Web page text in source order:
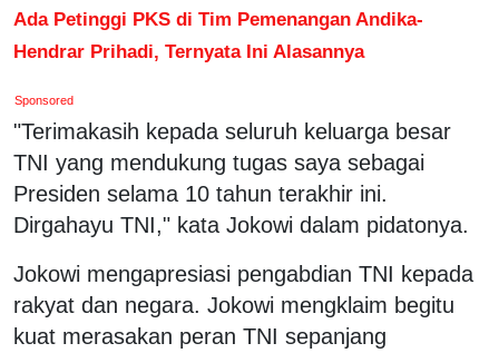
Ada Petinggi PKS di Tim Pemenangan Andika-
Hendrar Prihadi, Ternyata Ini Alasannya
Sponsored
"Terimakasih kepada seluruh keluarga besar
TNI yang mendukung tugas saya sebagai
Presiden selama 10 tahun terakhir ini.
Dirgahayu TNI," kata Jokowi dalam pidatonya.
Jokowi mengapresiasi pengabdian TNI kepada
rakyat dan negara. Jokowi mengklaim begitu
kuat merasakan peran TNI sepanjang